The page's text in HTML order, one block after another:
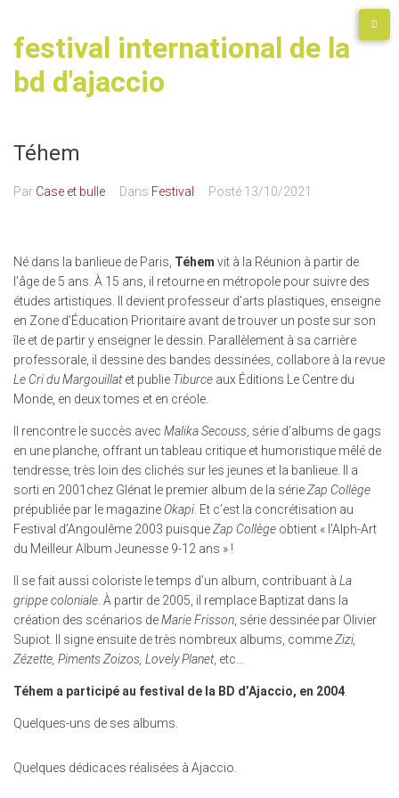
festival international de la
bd d'ajaccio
Téhem
Par Case et bulle Dans Festival Posté 13/10/2021
Né dans la banlieue de Paris, Téhem vit à la Réunion à partir de
l’âge de 5 ans. À 15 ans, il retourne en métropole pour suivre des
études artistiques. Il devient professeur d’arts plastiques, enseigne
en Zone d’Éducation Prioritaire avant de trouver un poste sur son
île et de partir y enseigner le dessin. Parallèlement à sa carrière
professorale, il dessine des bandes dessinées, collabore à la revue
Le Cri du Margouillatet publie Tiburce aux Éditions Le Centre du
Monde, en deux tomes et en créole.
Il rencontre le succès avec Malika Secouss , série d’albums de gags
en une planche, offrant un tableau critique et humoristique mêlé de
tendresse, très loin des clichés sur les jeunes et la banlieue. Il a
sorti en 2001chez Glénat le premier album de la sérieZap Collège
prépubliée par le magazine Okapi . Et c’est la concrétisation au
Festival d’Angoulême 2003 puisqueZap Collège obtient « l’Alph-Art
du Meilleur Album Jeunesse 9-12 ans » !
Il se fait aussi coloriste le temps d’un album, contribuant à La
grippe coloniale . À partir de 2005, il remplace Baptizat dans la
création des scénarios deMarie Frisson , série dessinée par Olivier
Supiot. Il signe ensuite de très nombreux albums, commeZizi,
Zézette, Piments Zoizos, Lovely Planet, etc…
Téhem a participé au festival de la BD d’Ajaccio, en 2004
Quelques-uns de ses albums.
Quelques dédicaces réalisées à Ajaccio.